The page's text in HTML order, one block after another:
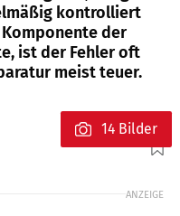
kontrolliert
der
ist der Fehler oft
meist teuer.
Foto: Ralf Petersen
14 Bilder
ANZEIGE